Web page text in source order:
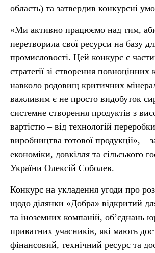
область) та затвердив конкурсні
«Ми активно працюємо над тим,
перетворила свої ресурси на базу
промисловості. Цей конкурс є
стратегії зі створення повноцінних
навколо родовищ критичних
важливим є не просто видобуток
системне створення продуктів з
вартістю – від технологій
виробництва готової продукції», –
економіки, довкілля та сільського
України Олексій Соболев.
Конкурс на укладення угоди про
щодо ділянки «Добра» відкритий
та іноземних компаній, об’єднань
приватних учасників, які мають
фінансовий, технічний ресурс та